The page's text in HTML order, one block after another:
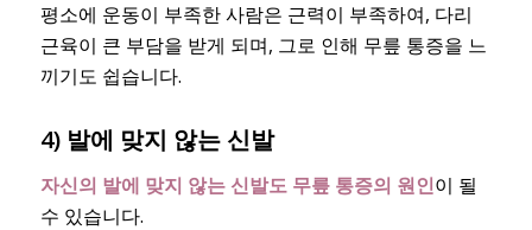
평소에 운동이 부족한 사람은 근력이 부족하여, 다리
근육이 큰 부담을 받게 되며, 그로 인해 무릎 통증을 느
끼기도 쉽습니다.
4) 발에 맞지 않는 신발
자신의 발에 맞지 않는 신발도 무릎 통증의 원인이 될
수 있습니다.